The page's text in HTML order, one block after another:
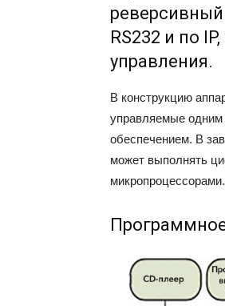
реверсивный
RS232 и по
управления.
В конструкцию
управляемые одним
обеспечением. В
может выполнять
микропроцессорами.